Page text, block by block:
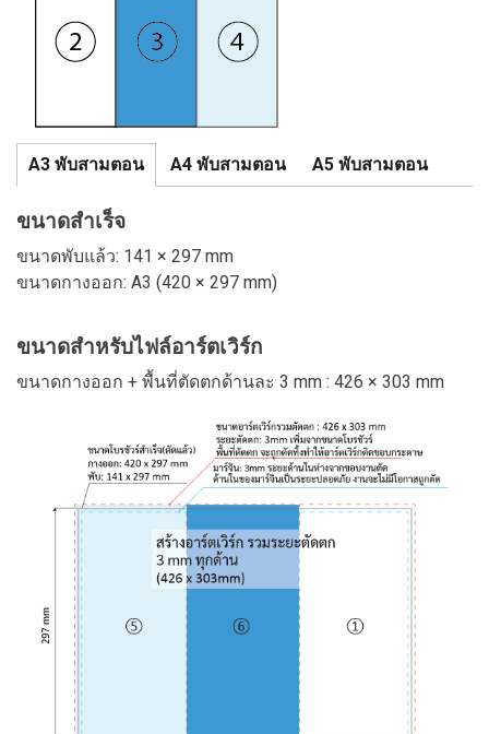
A3 พับสามตอน A4 พับสามตอน A5 พับสามตอน
ขนาดสำเร็จ
ขนาดพับแล้ว: 141 × 297 mm
ขนาดกางออก: A3 (420 × 297 mm)
ขนาดสำหรับไฟล์อาร์ตเวิร์ก
ขนาดกางออก + พื้นที่ตัดตกด้านละ 3 mm : 426 × 303 mm